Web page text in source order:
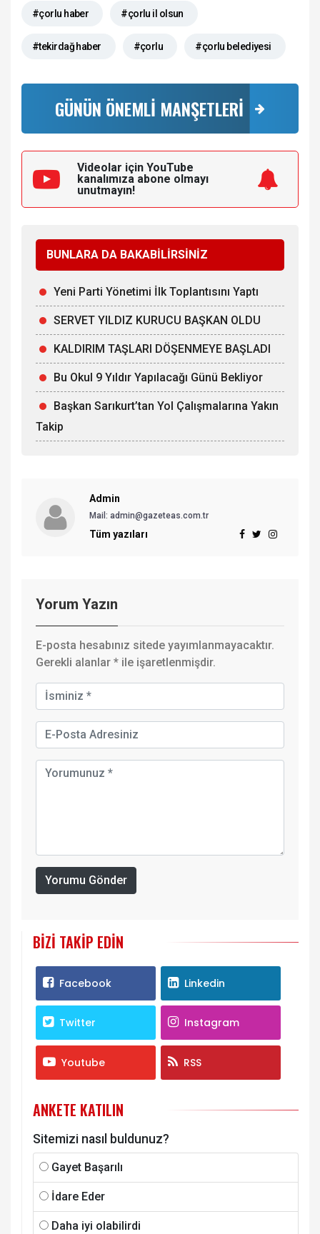
#çorlu haber #çorlu il olsun
#tekirdağ haber #çorlu #çorlu belediyesi
GÜNÜN ÖNEMLİ MANŞETLERİ
Videolar için YouTube
kanalımıza abone olmayı
unutmayın!
BUNLARA DA BAKABİLİRSİNİZ
Yeni Parti Yönetimi İlk Toplantısını Yaptı
SERVET YILDIZ KURUCU BAŞKAN OLDU
KALDIRIM TAŞLARI DÖŞENMEYE BAŞLADI
Bu Okul 9 Yıldır Yapılacağı Günü Bekliyor
Başkan Sarıkurt’tan Yol Çalışmalarına Yakın
Takip
Admin
Mail: admin@gazeteas.com.tr
Tüm yazıları
Yorum Yazın
E-posta hesabınız sitede yayımlanmayacaktır.
Gerekli alanlar * ile işaretlenmişdir.
Yorumu Gönder
BIZI TAKIP EDIN
Facebook Linkedin
Twitter Instagram
Youtube RSS
ANKETE KATILIN
Sitemizi nasıl buldunuz?
Gayet Başarılı
İdare Eder
Daha iyi olabilirdi